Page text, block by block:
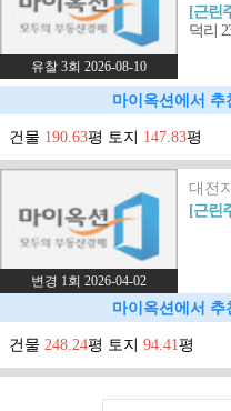
유찰 3회 2026-08-10
[근린
덕리
마이옥션에서
건물 190.63평 토지 147.83평
변경 1회 2026-04-02
대전
[근린
마이옥션에서
건물 248.24평 토지 94.41평